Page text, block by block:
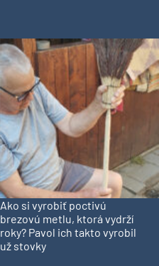
Ako si vyrobiť poctivú
brezovú metlu, ktorá vydrží
roky? Pavol ich takto vyrobil
už stovky